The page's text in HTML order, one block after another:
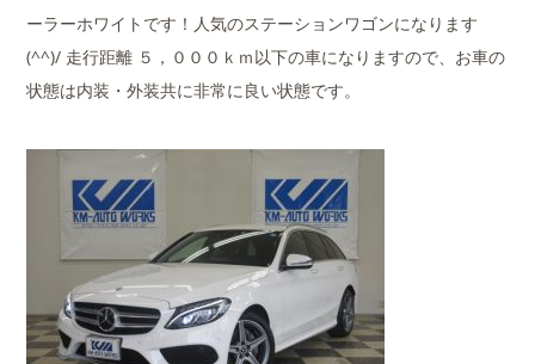
ーラーホワイトです！人気のステーションワゴンになります
(^^)/ 走行距離 ５，０００ｋｍ以下の車になりますので、お車の
状態は内装・外装共に非常に良い状態です。